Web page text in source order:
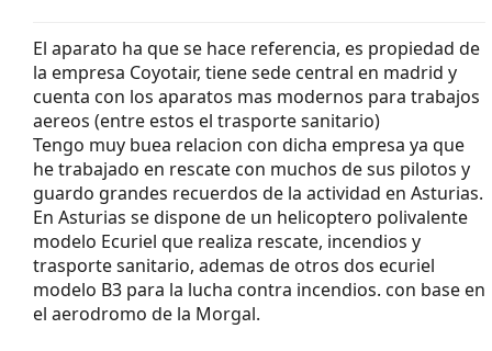
El aparato ha que se hace referencia, es propiedad de
la empresa Coyotair, tiene sede central en madrid y
cuenta con los aparatos mas modernos para trabajos
aereos (entre estos el trasporte sanitario)
Tengo muy buea relacion con dicha empresa ya que
he trabajado en rescate con muchos de sus pilotos y
guardo grandes recuerdos de la actividad en Asturias.
En Asturias se dispone de un helicoptero polivalente
modelo Ecuriel que realiza rescate, incendios y
trasporte sanitario, ademas de otros dos ecuriel
modelo B3 para la lucha contra incendios. con base en
el aerodromo de la Morgal.